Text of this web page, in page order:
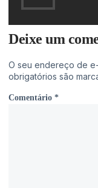
Deixe um
O seu endereço de
obrigatórios são
Comentário *